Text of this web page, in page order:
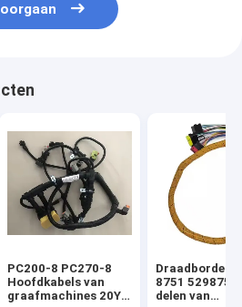
PC200-8 PC270-8
Hoofdkabels van
graafmachines 20Y-
Draadborden
8751 5298751
delen van